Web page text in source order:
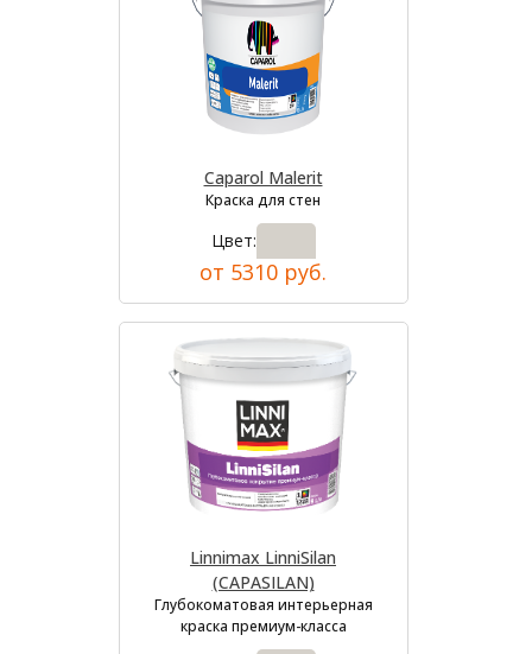
Caparol Malerit
Краска для стен
Цвет:
от 5310 руб.
Linnimax LinniSilan
(CAPASILAN)
Глубокоматовая интерьерная
краска премиум-класса